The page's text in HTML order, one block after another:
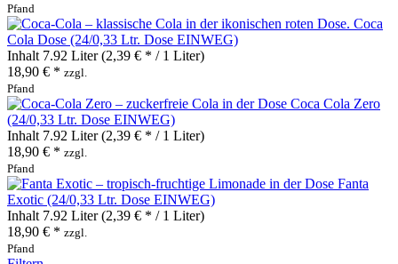
Pfand
Coca
Cola Dose (24/0,33 Ltr. Dose EINWEG)
Inhalt 7.92 Liter(2,39 € * / 1 Liter)
18,90 € * zzgl.
Pfand
Coca Cola Zero
(24/0,33 Ltr. Dose EINWEG)
Inhalt 7.92 Liter(2,39 € * / 1 Liter)
18,90 € * zzgl.
Pfand
Fanta
Exotic (24/0,33 Ltr. Dose EINWEG)
Inhalt 7.92 Liter(2,39 € * / 1 Liter)
18,90 € * zzgl.
Pfand